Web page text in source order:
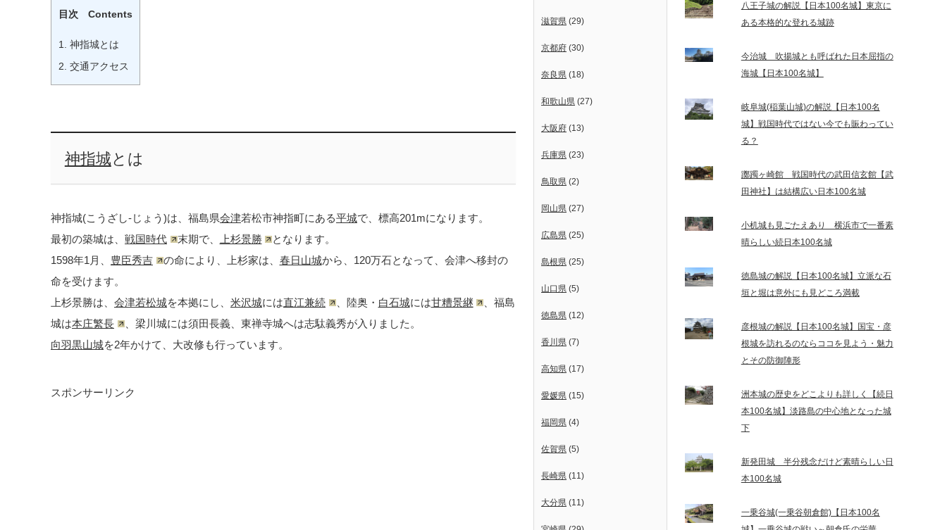
目次 Contents
1. 神指城とは
2. 交通アクセス
神指城とは
神指城(こうざし-じょう)は、福島県会津若松市神指町にある平城で、標高201mになります。
最初の築城は、 戦国時代 末期で、 上杉景勝
となります。
1598年1月、 豊臣秀吉 の命により、上杉家は、 春日山城から、120万石となって、会津へ移封の
命を受けます。
上杉景勝は、 会津若松城を本拠にし、 米沢城には直江兼続 、陸奥・ 白石城には甘糟景継
、福島
城は本庄繁長
、梁川城には須田長義、東禅寺城へは志駄義秀が入りました。
向羽黒山城を2年かけて、大改修も行っています。
スポンサーリンク
滋賀県 (29)
京都府 (30)
奈良県 (18)
和歌山県 (27)
大阪府 (13)
兵庫県 (23)
鳥取県 (2)
岡山県 (27)
広島県 (25)
島根県 (25)
山口県 (5)
徳島県 (12)
香川県 (7)
高知県 (17)
愛媛県 (15)
福岡県 (4)
佐賀県 (5)
長崎県 (11)
大分県 (11)
八王子城の解説【日本100名城】東京に
ある本格的な登れる城跡
今治城 吹揚城とも呼ばれた日本屈指の
海城【日本100名城】
岐阜城(稲葉山城)の解説【日本100名
城】戦国時代ではない今でも賑わってい
る？
躑躅ヶ崎館 戦国時代の武田信玄館【武
田神社】は結構広い日本100名城
小机城も見ごたえあり 横浜市で一番素
晴らしい続日本100名城
徳島城の解説【日本100名城】立派な石
垣と堀は意外にも見どころ満載
彦根城の解説【日本100名城】国宝・彦
根城を訪れるのならココを見よう・魅力
とその防御陣形
洲本城の歴史をどこよりも詳しく【続日
本100名城】淡路島の中心地となった城
下
新発田城 半分残念だけど素晴らしい日
本100名城
一乗谷城(一乗谷朝倉館)【日本100名